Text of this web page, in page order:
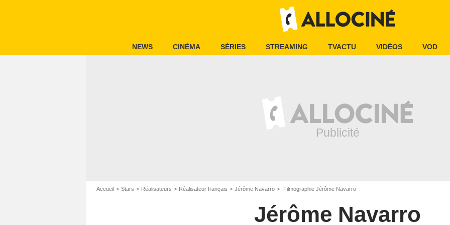
NEWS CINÉMA SÉRIES STREAMING TVACTU VIDÉOS VOD
Accueil Stars Réalisateurs Réalisateur français Jérôme Navarro Filmographie Jérôme Navarro
Jérôme Navarro